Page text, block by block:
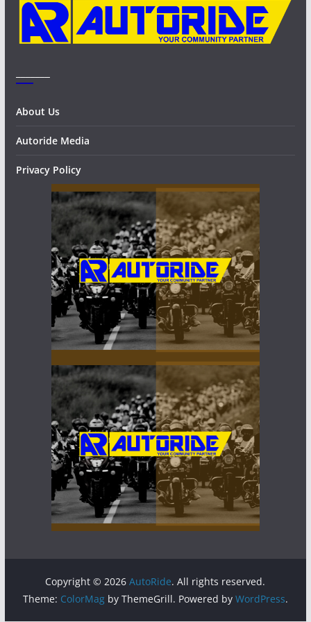
About Us
Autoride Media
Privacy Policy
Copyright © 2026AutoRide. All rights reserved.
Theme: ColorMagby ThemeGrill. Powered by WordPress.